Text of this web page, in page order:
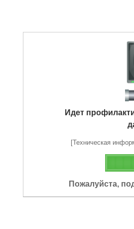
Идет
[Техническая
Пожалуйста,